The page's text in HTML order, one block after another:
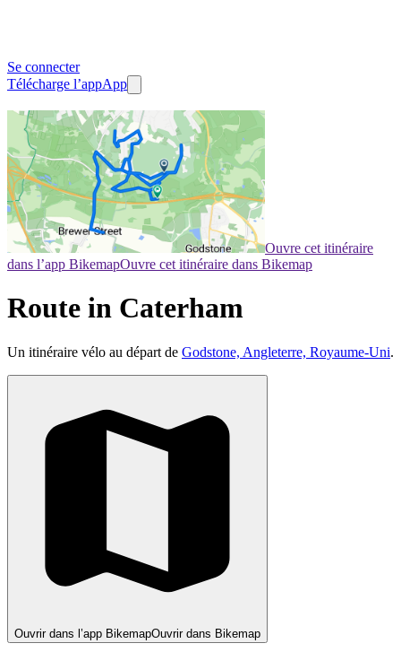
Se connecter
Télécharge l’appApp
Ouvre cet itinéraire
dans l’app BikemapOuvre cet itinéraire dans Bikemap
Route in Caterham
Un itinéraire vélo au départ de Godstone, Angleterre, Royaume-Uni.
Ouvrir dans l’app BikemapOuvrir dans Bikemap